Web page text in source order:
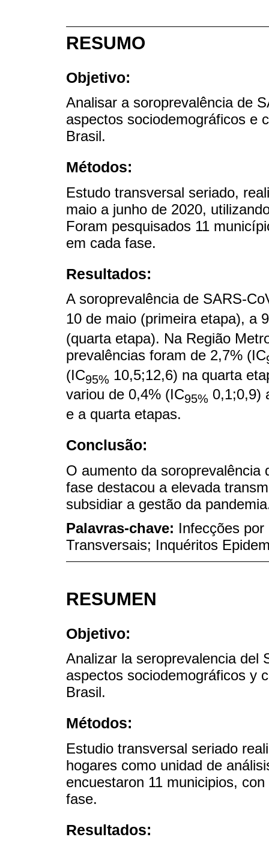
RESUMO
Objetivo:
Analisar a soroprevalência de
aspectos sociodemográficos e
Brasil.
Métodos:
Estudo transversal seriado,
maio a junho de 2020,
Foram pesquisados 11
em cada fase.
Resultados:
A soroprevalência de SARS-
10 de maio (primeira etapa), a
(quarta etapa). Na Região
prevalências foram de 2,7% (IC
(IC95% 10,5;12,6) na quarta
variou de 0,4% (IC95% 0,1;0,9)
e a quarta etapas.
Conclusão:
O aumento da soroprevalência
fase destacou a elevada
subsidiar a gestão da
Palavras-chave: Infecções
Transversais; Inquéritos
RESUMEN
Objetivo:
Analizar la seroprevalencia del
aspectos sociodemográficos y
Brasil.
Métodos:
Estudio transversal seriado
hogares como unidad de
encuestaron 11 municipios,
fase.
Resultados: